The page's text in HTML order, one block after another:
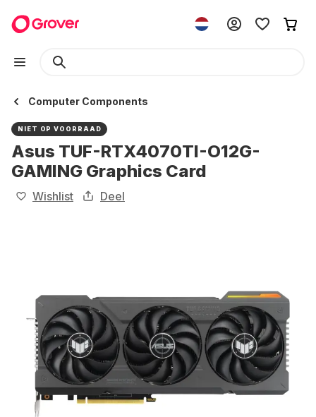
Computer Components
NIET OP VOORRAAD
Asus TUF-RTX4070TI-O12G-
GAMING Graphics Card
Wishlist Deel